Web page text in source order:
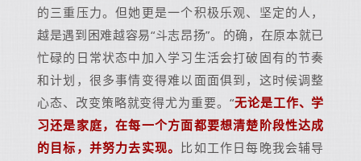
的三重压力。但她更是一个积极乐观、坚定的人，
越是遇到困难越容易“斗志昂扬”。的确，在原本就已
忙碌的日常状态中加入学习生活会打破固有的节奏
和计划，很多事情变得难以面面俱到，这时候调整
心态、改变策略就变得尤为重要。“无论是工作、学
习还是家庭，在每一个方面都要想清楚阶段性达成
的目标，并努力去实现。 比如工作日每晚我会辅导